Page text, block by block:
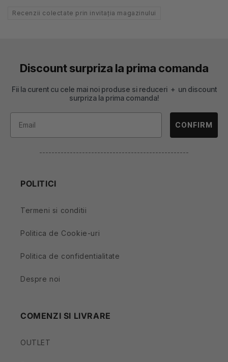
Recenzii colectate prin invitația magazinului
Discount surpriza la prima comanda
Fii la curent cu cele mai noi produse si reduceri + un discount
surpriza la prima comanda!
CONFIRM
-------------------------------------------------
POLITICI
Termeni si conditii
Politica de Cookie-uri
Politica de confidentialitate
Despre noi
COMENZI SI LIVRARE
OUTLET